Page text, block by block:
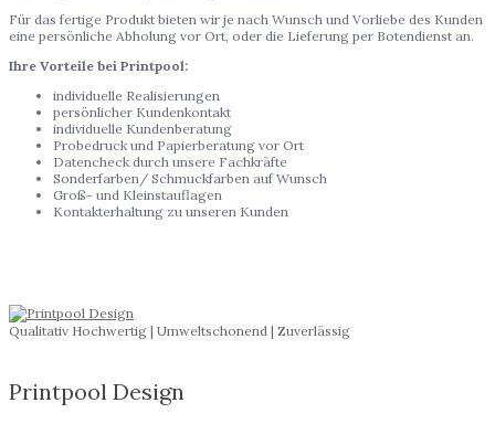
Für das fertige Produkt bieten wir je nach Wunsch und Vorliebe des Kunden
eine persönliche Abholung vor Ort, oder die Lieferung per Botendienst an.
Ihre Vorteile bei Printpool:
individuelle Realisierungen
persönlicher Kundenkontakt
individuelle Kundenberatung
Probedruck und Papierberatung vor Ort
Datencheck durch unsere Fachkräfte
Sonderfarben/ Schmuckfarben auf Wunsch
Groß- und Kleinstauflagen
Kontakterhaltung zu unseren Kunden​
Qualitativ Hochwertig | Umweltschonend | Zuverlässig
Printpool Design